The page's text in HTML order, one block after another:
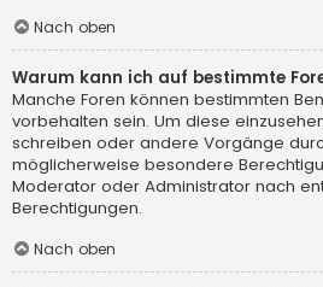
Nach oben
Warum kann ich auf bestimmte
Manche Foren können bestimmten
vorbehalten sein. Um diese
schreiben oder andere Vorgänge
möglicherweise besondere
Moderator oder Administrator nach
Berechtigungen.
Nach oben